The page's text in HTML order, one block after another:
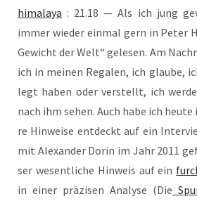
hima­la­ya : 21.18 — Als ich jung
immer wie­der ein­mal gern in Peter
Gewicht der Welt“ gele­sen. Am
ich in mei­nen Rega­len, ich glau­be,
legt haben oder ver­stellt, ich
nach ihm sehen. Auch habe ich
re Hin­wei­se ent­deckt auf ein
mit Alex­an­der Dorin im Jahr 2011
ser wesent­li­che Hin­weis auf ein
in einer prä­zi­sen Ana­ly­se (Die